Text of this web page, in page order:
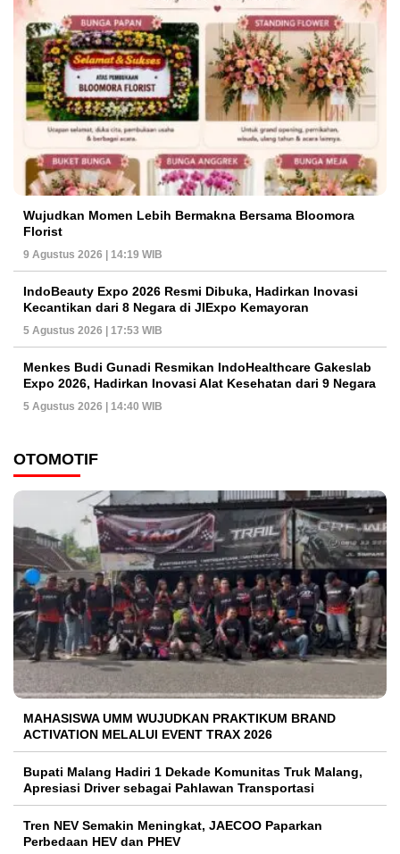
Wujudkan Momen Lebih Bermakna Bersama Bloomora
Florist
9 Agustus 2026 | 14:19 WIB
IndoBeauty Expo 2026 Resmi Dibuka, Hadirkan Inovasi
Kecantikan dari 8 Negara di JIExpo Kemayoran
5 Agustus 2026 | 17:53 WIB
Menkes Budi Gunadi Resmikan IndoHealthcare Gakeslab
Expo 2026, Hadirkan Inovasi Alat Kesehatan dari 9 Negara
5 Agustus 2026 | 14:40 WIB
OTOMOTIF
MAHASISWA UMM WUJUDKAN PRAKTIKUM BRAND
ACTIVATION MELALUI EVENT TRAX 2026
Bupati Malang Hadiri 1 Dekade Komunitas Truk Malang,
Apresiasi Driver sebagai Pahlawan Transportasi
Tren NEV Semakin Meningkat, JAECOO Paparkan
Perbedaan HEV dan PHEV